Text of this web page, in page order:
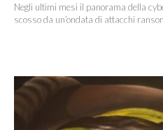
Negli ultimi mesi il panorama della
scosso da un’ondata di attacchi